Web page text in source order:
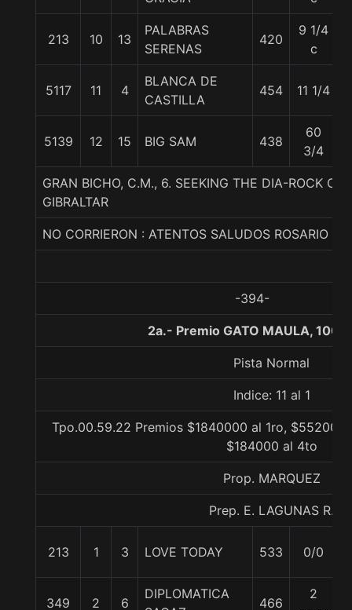
213 10 13
PALABRAS
SERENAS
420
9 1/4
c
5117 11 4
BLANCA DE
CASTILLA
454 11 1/4
5139 12 15 BIG SAM 438
60
3/4
GRAN BICHO, C.M., 6. SEEKING THE DIA-ROCK
GIBRALTAR
NO CORRIERON : ATENTOS SALUDOS ROSARIO
-394-
2a.- Premio GATO MAULA,
Pista Normal
Indice: 11 al 1
Tpo.00.59.22 Premios $1840000 al 1ro,
$184000 al 4to
Prop. MARQUEZ
Prep. E. LAGUNAS R.
213 1 3 LOVE TODAY 533 0/0
349 2 6
DIPLOMATICA
466
2